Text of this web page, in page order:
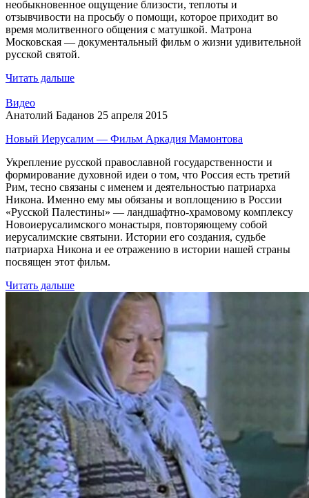
необыкновенное ощущение близости, теплоты и
отзывчивости на просьбу о помощи, которое приходит во
время молитвенного общения с матушкой. Матрона
Московская — документальный фильм о жизни удивительной
русской святой.
Читать дальше
Видео
Анатолий Баданов 25 апреля 2015
Новый Иерусалим — Фильм Аркадия Мамонтова
Укрепление русской православной государственности и
формирование духовной идеи о том, что Россия есть третий
Рим, тесно связаны с именем и деятельностью патриарха
Никона. Именно ему мы обязаны и воплощению в России
«Русской Палестины» — ландшафтно-храмовому комплексу
Новоиерусалимского монастыря, повторяющему собой
иерусалимские святыни. Истории его создания, судьбе
патриарха Никона и ее отражению в истории нашей страны
посвящен этот фильм.
Читать дальше